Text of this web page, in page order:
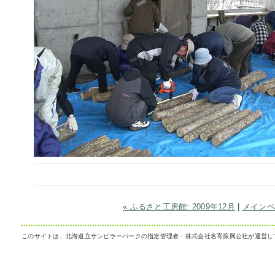
« ふるさと工房館: 2009年12月 | メイン
このサイトは、北海道立サンピラーパークの指定管理者・株式会社名寄振興公社が運営